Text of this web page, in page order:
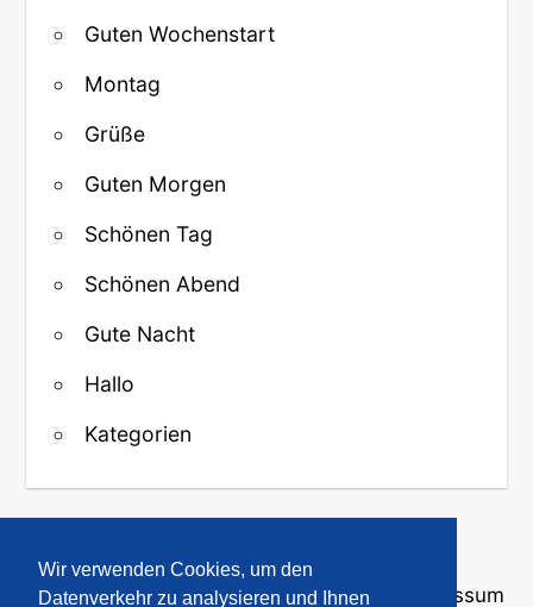
Wir verwenden Cookies, um den
Datenverkehr zu analysieren und Ihnen
Guten Wochenstart
Montag
Grüße
Guten Morgen
Schönen Tag
Schönen Abend
Gute Nacht
Hallo
Kategorien
↑ Zurück zum Anfang
Über uns·Kontakt·Datenschutz Impressum